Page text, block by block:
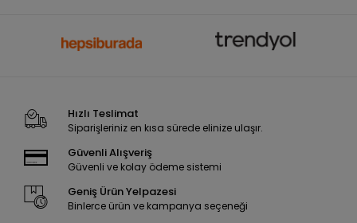
Hızlı Teslimat
Siparişleriniz en kısa sürede elinize ulaşır.
Güvenli Alışveriş
Güvenli ve kolay ödeme sistemi
Geniş Ürün Yelpazesi
Binlerce ürün ve kampanya seçeneği